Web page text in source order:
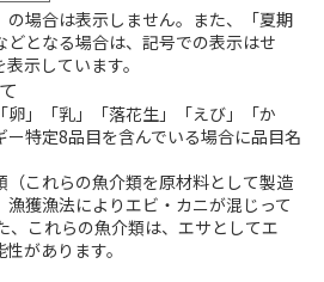
の場合は表示しません。また、「夏期
となる場合は、記号での表示はせ
示しています。
」「乳」「落花生」「えび」「か
ー特定8品目を含んでいる場合に品目名
これらの魚介類を原材料として製造
獲漁法によりエビ・カニが混じって
、これらの魚介類は、エサとしてエ
があります。